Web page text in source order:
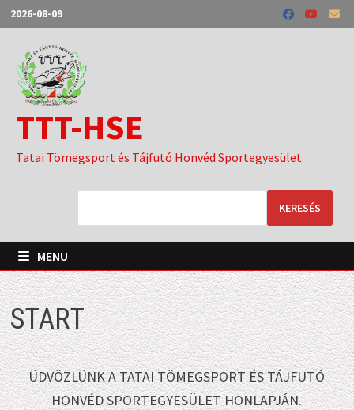
Skip
to
content
2026-08-09
TTT-HSE
Tatai Tömegsport és Tájfutó Honvéd Sportegyesület
KERESÉS
MENU
START
ÜDVÖZLÜNK A TATAI TÖMEGSPORT ÉS TÁJFUTÓ
HONVÉD SPORTEGYESÜLET HONLAPJÁN.